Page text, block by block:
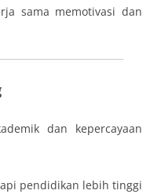
sama memotivasi dan
dan kepercayaan
pendidikan lebih tinggi